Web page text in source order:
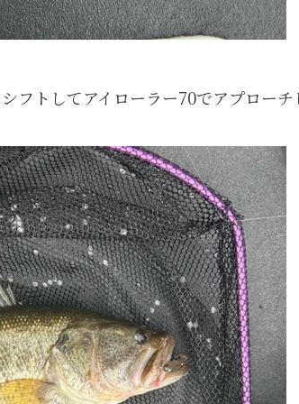
フトしてアイローラー70でアプロー